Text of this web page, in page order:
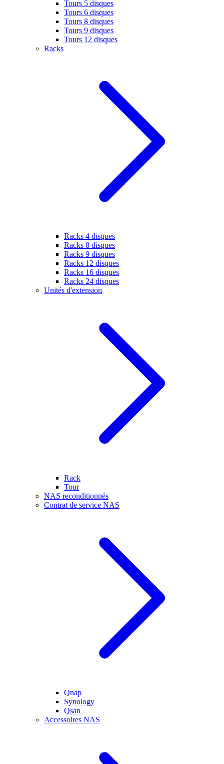
Tours 5 disques
Tours 6 disques
Tours 8 disques
Tours 9 disques
Tours 12 disques
Racks
Racks 4 disques
Racks 8 disques
Racks 9 disques
Racks 12 disques
Racks 16 disques
Racks 24 disques
Unités d'extension
Rack
Tour
NAS reconditionnés
Contrat de service NAS
Qnap
Synology
Qsan
Accessoires NAS